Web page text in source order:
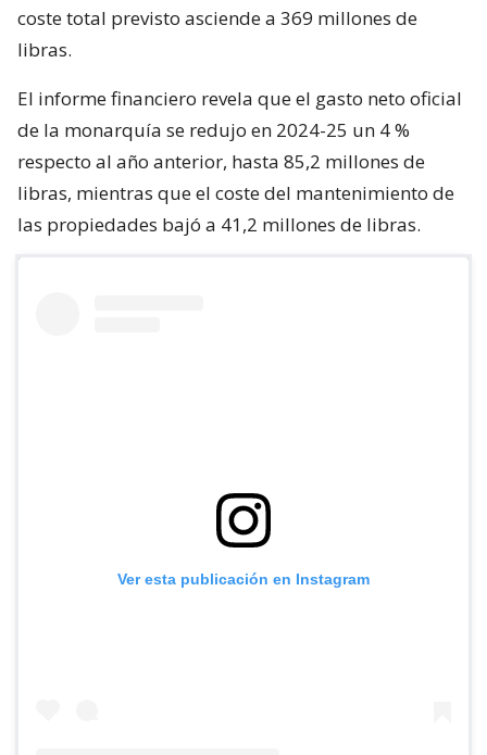
coste total previsto asciende a 369 millones de
libras.
El informe financiero revela que el gasto neto oficial
de la monarquía se redujo en 2024-25 un 4 %
respecto al año anterior, hasta 85,2 millones de
libras, mientras que el coste del mantenimiento de
las propiedades bajó a 41,2 millones de libras.
Ver esta publicación en Instagram